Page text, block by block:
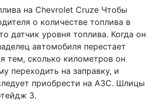
на Chevrolet Cruze Чтобы
о количестве топлива в
датчик уровня топлива. Когда он
автомобиля перестает
тем, сколько километров он
переходить на заправку, и
приобрести на АЗС. Шлицы
3.